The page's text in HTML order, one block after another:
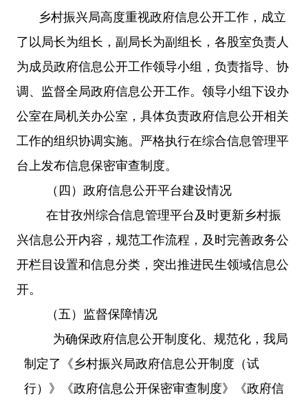
乡村振兴局高度重视政府信息公开工作，成立
了以局长为组长，副局长为副组长，各股室负责人
为成员政府信息公开工作领导小组，负责指导、协
调、监督全局政府信息公开工作。领导小组下设办
公室在局机关办公室，具体负责政府信息公开相关
工作的组织协调实施。严格执行在综合信息管理平
台上发布信息保密审查制度。
（四）政府信息公开平台建设情况
在甘孜州综合信息管理平台及时更新乡村振
兴信息公开内容，规范工作流程，及时完善政务公
开栏目设置和信息分类，突出推进民生领域信息公
开。
（五）监督保障情况
为确保政府信息公开制度化、规范化，我局
制定了《乡村振兴局政府信息公开制度（试
行）》《政府信息公开保密审查制度》《政府信